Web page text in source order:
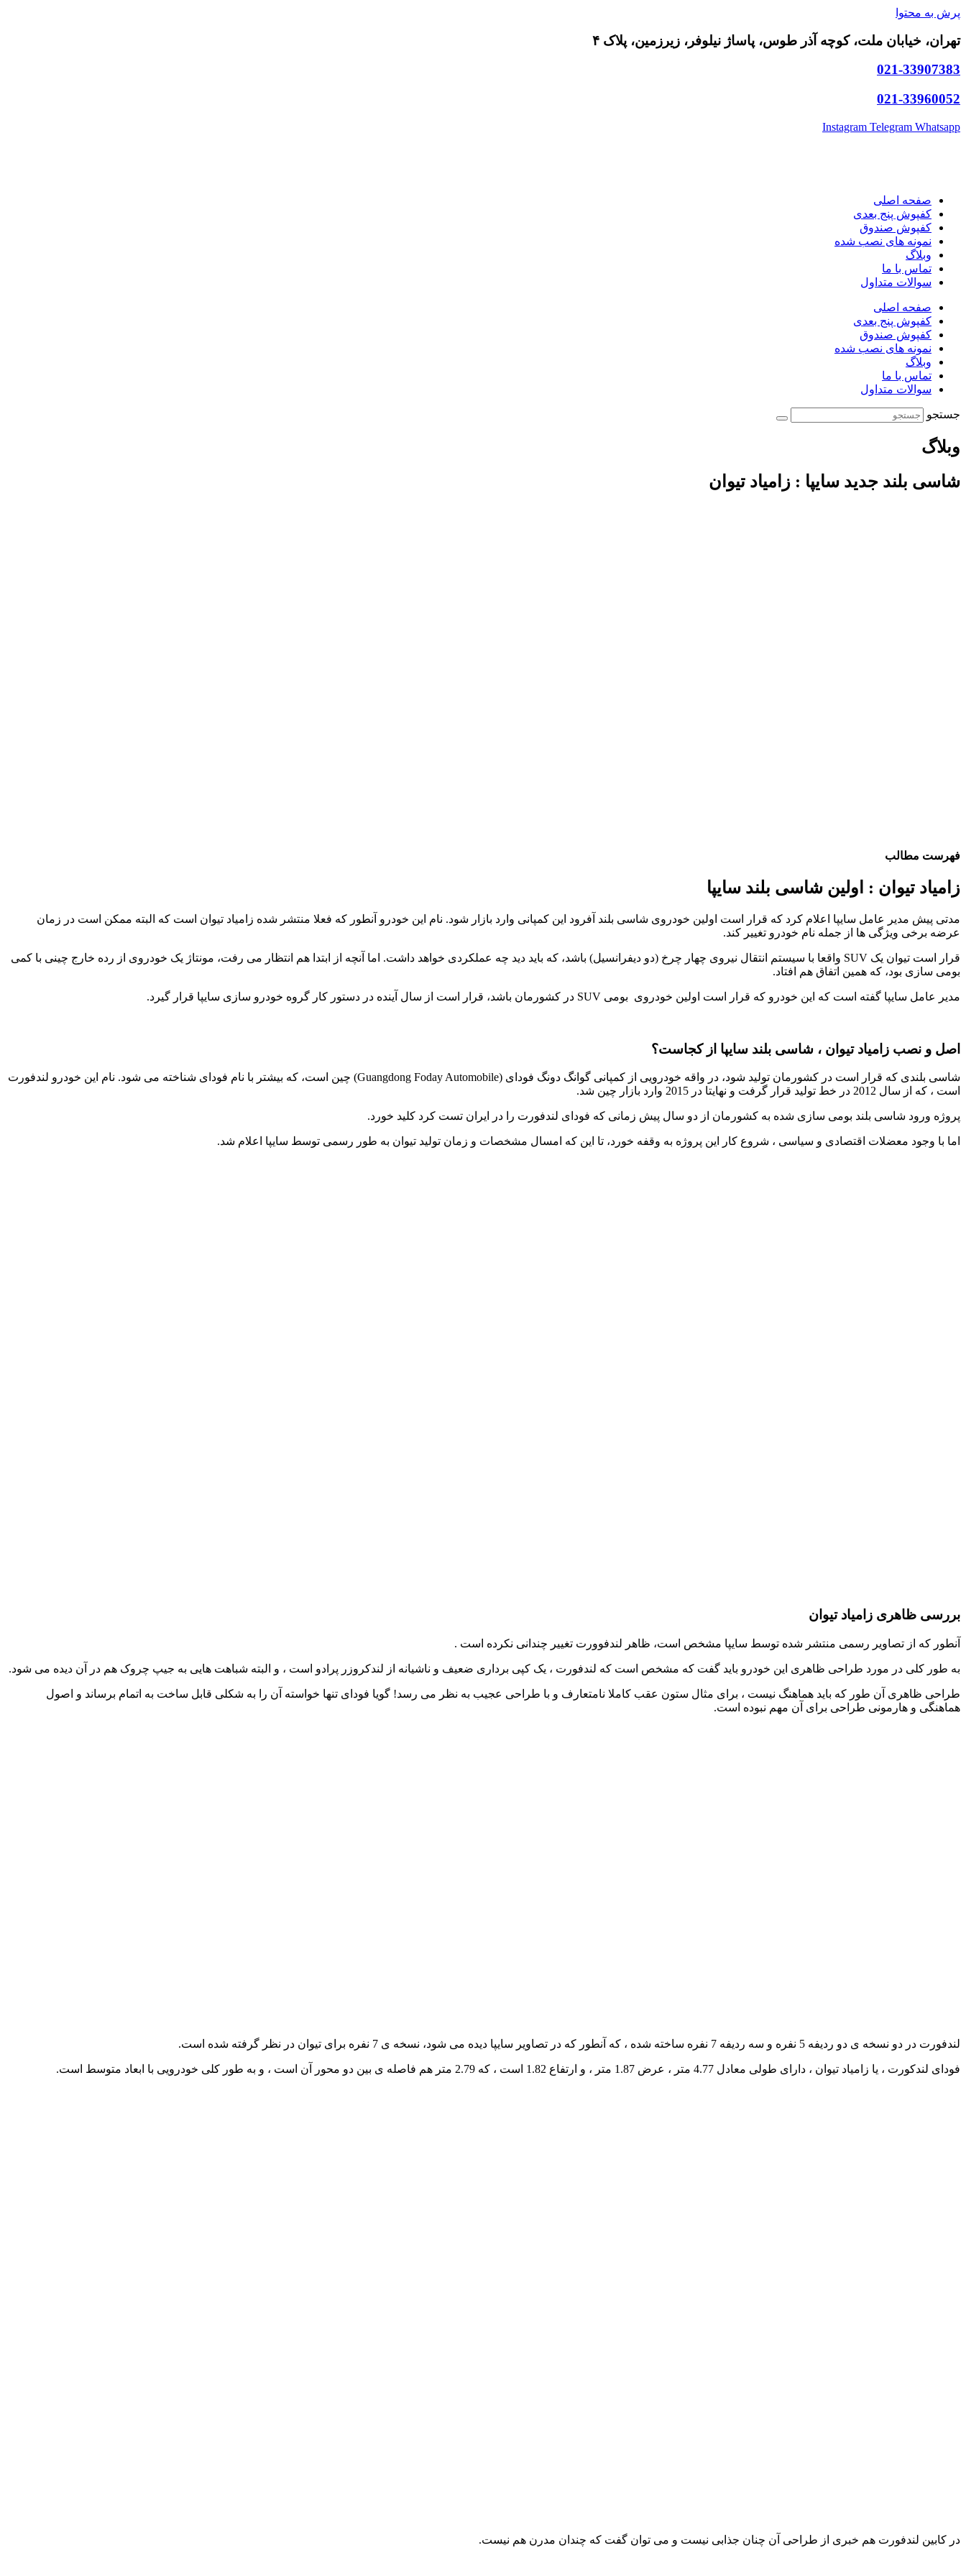
پرش به محتوا
تهران، خیابان ملت، کوچه آذر طوس، پاساژ نیلوفر، زیرزمین، پلاک ۴
021-33907383
021-33960052
Instagram Telegram Whatsapp
صفحه اصلی
کفپوش پنج بعدی
کفپوش صندوق
نمونه های نصب شده
وبلاگ
تماس با ما
سوالات متداول
صفحه اصلی
کفپوش پنج بعدی
کفپوش صندوق
نمونه های نصب شده
وبلاگ
تماس با ما
سوالات متداول
جستجو
وبلاگ
شاسی بلند جدید سایپا : زامیاد تیوان
فهرست مطالب
زامیاد تیوان : اولین شاسی بلند سایپا
مدتی پیش مدیر عامل سایپا اعلام کرد که قرار است اولین خودروی شاسی بلند آفرود این کمپانی وارد بازار شود. نام این خودرو آنطور که فعلا منتشر شده زامیاد تیوان است که البته ممکن است در زمان
عرضه برخی ویژگی ها از جمله نام خودرو تغییر کند.
قرار است تیوان یک SUV واقعا با سیستم انتقال نیروی چهار چرخ (دو دیفرانسیل) باشد، که باید دید چه عملکردی خواهد داشت. اما آنچه از ابتدا هم انتظار می رفت، مونتاژ یک خودروی از رده خارج چینی با کمی
بومی سازی بود، که همین اتفاق هم افتاد.
مدیر عامل سایپا گفته است که این خودرو که قرار است اولین خودروی بومی SUV در کشورمان باشد، قرار است از سال آینده در دستور کار گروه خودرو سازی سایپا قرار گیرد.
اصل و نصب زامیاد تیوان ، شاسی بلند سایپا از کجاست؟
شاسی بلندی که قرار است در کشورمان تولید شود، در واقه خودرویی از کمپانی گوانگ دونگ فودای (Guangdong Foday Automobile) چین است، که بیشتر با نام فودای شناخته می شود. نام این خودرو لندفورت
است ، که از سال 2012 در خط تولید قرار گرفت و نهایتا در 2015 وارد بازار چین شد.
پروژه ورود شاسی بلند بومی سازی شده به کشورمان از دو سال پیش زمانی که فودای لندفورت را در ایران تست کرد کلید خورد.
اما با وجود معضلات اقتصادی و سیاسی ، شروع کار این پروژه به وقفه خورد، تا این که امسال مشخصات و زمان تولید تیوان به طور رسمی توسط سایپا اعلام شد.
بررسی ظاهری زامیاد تیوان
آنطور که از تصاویر رسمی منتشر شده توسط سایپا مشخص است، ظاهر لندفوورت تغییر چندانی نکرده است .
به طور کلی در مورد طراحی ظاهری این خودرو باید گفت که مشخص است که لندفورت ، یک کپی برداری ضعیف و ناشیانه از لندکروزر پرادو است ، و البته شباهت هایی به جیپ چروک هم در آن دیده می شود.
طراحی ظاهری آن طور که باید هماهنگ نیست ، برای مثال ستون عقب کاملا نامتعارف و با طراحی عجیب به نظر می رسد! گویا فودای تنها خواسته آن را به شکلی قابل ساخت به اتمام برساند و اصول
هماهنگی و هارمونی طراحی برای آن مهم نبوده است.
لندفورت در دو نسخه ی دو ردیفه 5 نفره و سه ردیفه 7 نفره ساخته شده ، که آنطور که در تصاویر سایپا دیده می شود، نسخه ی 7 نفره برای تیوان در نظر گرفته شده است.
فودای لندکورت ، یا زامیاد تیوان ، دارای طولی معادل 4.77 متر ، عرض 1.87 متر ، و ارتفاع 1.82 است ، که 2.79 متر هم فاصله ی بین دو محور آن است ، و به طور کلی خودرویی با ابعاد متوسط است.
در کابین لندفورت هم خبری از طراحی آن چنان جذابی نیست و می توان گفت که چندان مدرن هم نیست.